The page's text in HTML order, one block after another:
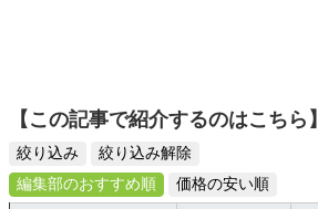
【この記事で紹介するのはこちら】
絞り込み
絞り込み解除
編集部のおすすめ順
価格の安い順